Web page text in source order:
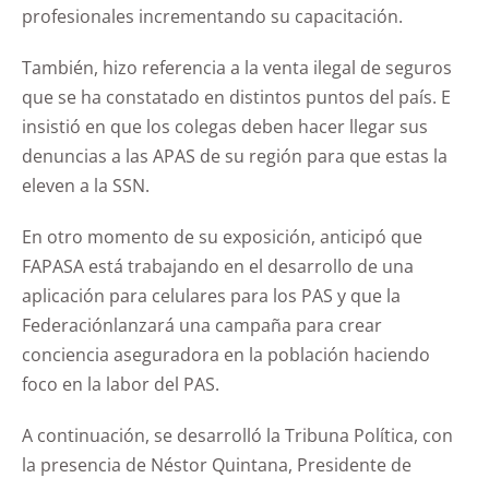
profesionales incrementando su capacitación.
También, hizo referencia a la venta ilegal de seguros
que se ha constatado en distintos puntos del país. E
insistió en que los colegas deben hacer llegar sus
denuncias a las APAS de su región para que estas la
eleven a la SSN.
En otro momento de su exposición, anticipó que
FAPASA está trabajando en el desarrollo de una
aplicación para celulares para los PAS y que la
Federaciónlanzará una campaña para crear
conciencia aseguradora en la población haciendo
foco en la labor del PAS.
A continuación, se desarrolló la Tribuna Política, con
la presencia de Néstor Quintana, Presidente de